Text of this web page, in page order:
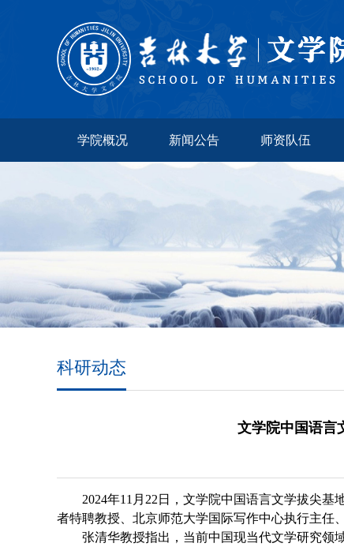
学院概况 新闻公告 师资队伍
科研动态
文学院中国语言
2024年11 月 22 日，文学院中国语言文学拔尖基
者特聘教授、北京师范大学国际写作中心执行主任
张清华教授指出，当前中国现当代文学研究领